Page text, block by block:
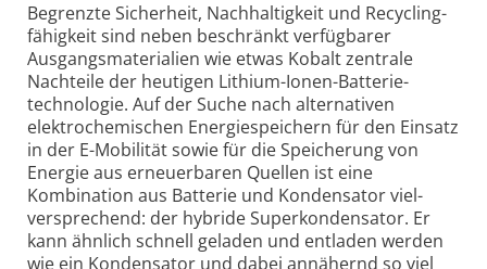
Begrenzte Sicherheit, Nach­haltigkeit und Recycling­
fähigkeit sind neben beschränkt verfügbarer
Ausgangs­materialien wie etwas Kobalt zentrale
Nachteile der heutigen Lithium-Ionen-Batterie­
technologie. Auf der Suche nach alternativen
elektro­chemischen Energiespeichern für den Einsatz
in der E-Mobilität sowie für die Speicherung von
Energie aus erneuerbaren Quellen ist eine
Kombination aus Batterie und Kondensator viel­
versprechend: der hybride Super­kondensator. Er
kann ähnlich schnell geladen und entladen werden
wie ein Kondensator und dabei annähernd so viel